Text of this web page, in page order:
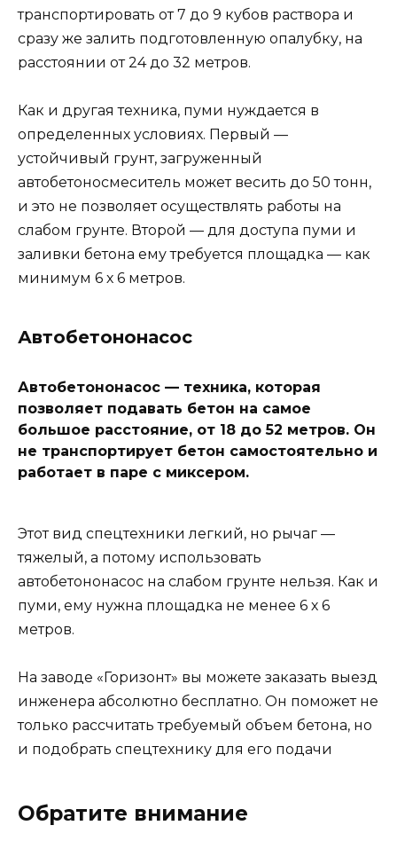
транспортировать от 7 до 9 кубов раствора и
сразу же залить подготовленную опалубку, на
расстоянии от 24 до 32 метров.
Как и другая техника, пуми нуждается в
определенных условиях. Первый —
устойчивый грунт, загруженный
автобетоносмеситель может весить до 50 тонн,
и это не позволяет осуществлять работы на
слабом грунте. Второй — для доступа пуми и
заливки бетона ему требуется площадка — как
минимум 6 х 6 метров.
Автобетононасос
Автобетононасос — техника, которая
позволяет подавать бетон на самое
большое расстояние, от 18 до 52 метров. Он
не транспортирует бетон самостоятельно и
работает в паре с миксером.
Этот вид спецтехники легкий, но рычаг —
тяжелый, а потому использовать
автобетононасос на слабом грунте нельзя. Как и
пуми, ему нужна площадка не менее 6 х 6
метров.
На заводе «Горизонт» вы можете заказать выезд
инженера абсолютно бесплатно. Он поможет не
только рассчитать требуемый объем бетона, но
и подобрать спецтехнику для его подачи
Обратите внимание